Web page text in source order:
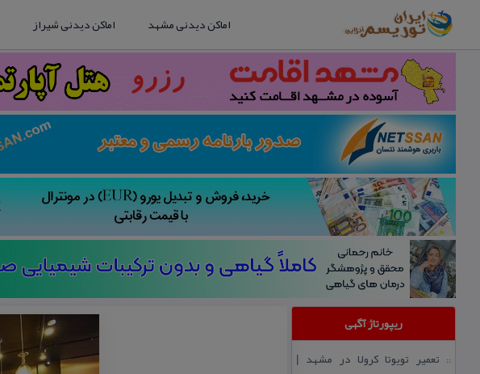
اماکن دیدنی مشهد اماکن دیدنی شیراز
ریپورتاژ آگهی
:: تعمیر تویوتا كرولا در مشهد |